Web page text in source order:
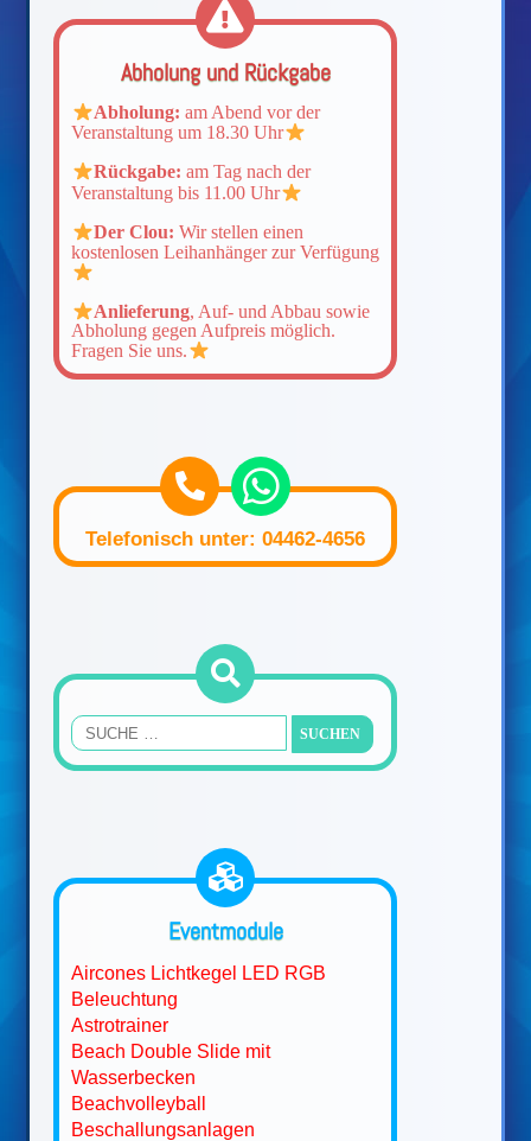
Abholung und Rückgabe
Abholung: am Abend vor der
Veranstaltung um 18.30 Uhr
Rückgabe: am Tag nach der
Veranstaltung bis 11.00 Uhr
Der Clou: Wir stellen einen
kostenlosen Leihanhänger zur Verfügung
Anlieferung, Auf- und Abbau sowie
Abholung gegen Aufpreis möglich.
Fragen Sie uns.
Telefonisch unter: 04462-4656
Eventmodule
Aircones Lichtkegel LED RGB
Beleuchtung
Astrotrainer
Beach Double Slide mit
Wasserbecken
Beachvolleyball
Beschallungsanlagen